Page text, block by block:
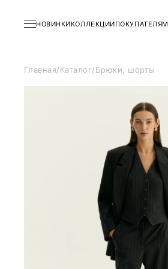
НОВИНКИКОЛЛЕКЦИИПОКУПАТЕЛЯМ
Главная/Каталог/Брюки, шорты